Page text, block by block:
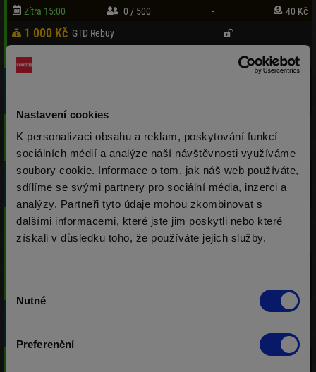
Nastavení cookies
K personalizaci obsahu a reklam, poskytování funkcí
sociálních médií a analýze naší návštěvnosti využíváme
soubory cookie. Informace o tom, jak náš web používáte,
sdílíme se svými partnery pro sociální média, inzerci a
analýzy. Partneři tyto údaje mohou zkombinovat s
dalšími informacemi, které jste jim poskytli nebo které
získali v důsledku toho, že používáte jejich služby.
souhlasu
Nutné
Preferenční
Zítra 15:00 0 / 500 - 40 Kč
1 000 Kč GTD Rebuy
Zítra 16:00 40 Kč
Út 11.08. 10:00 0 / 500 - 40 Kč
100 b. Freeroll 100BB
1 000 Kč GTD Rebuy
Út 11.08. 11:00 0 / 500 -
40 Kč
0 Kč